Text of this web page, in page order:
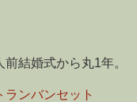
結婚式から丸1年。
ランバンセット